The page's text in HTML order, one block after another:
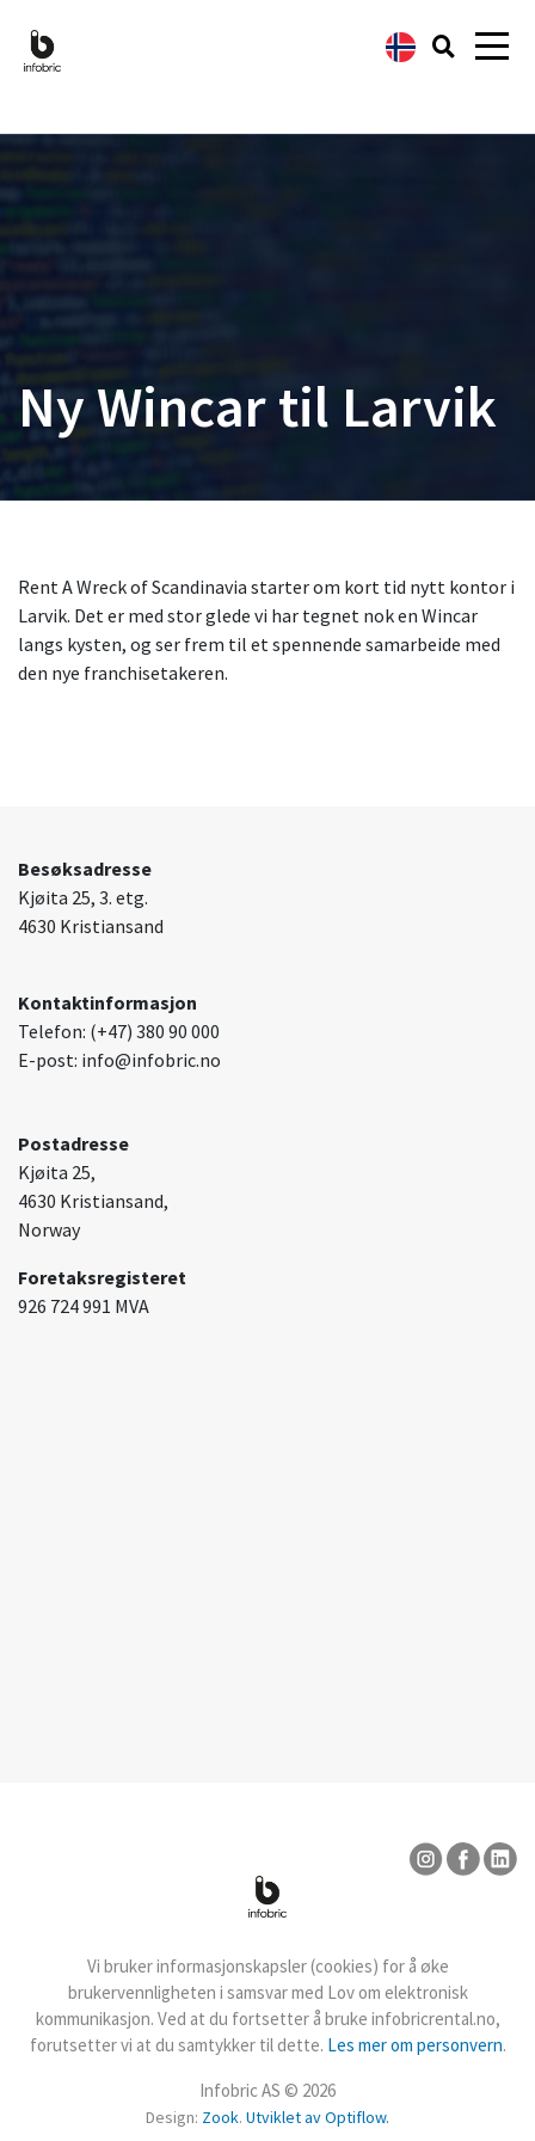
Ny Wincar til Larvik
Rent A Wreck of Scandinavia starter om kort tid nytt kontor i
Larvik. Det er med stor glede vi har tegnet nok en Wincar
langs kysten, og ser frem til et spennende samarbeide med
den nye franchisetakeren.
Besøksadresse
Kjøita 25, 3. etg.
4630 Kristiansand
Kontaktinformasjon
Telefon: (+47) 380 90 000
E-post: info@infobric.no
Postadresse
Kjøita 25,
4630 Kristiansand,
Norway
Foretaksregisteret
926 724 991 MVA
Vi bruker informasjonskapsler (cookies) for å øke
brukervennligheten i samsvar med Lov om elektronisk
kommunikasjon. Ved at du fortsetter å bruke infobricrental.no,
forutsetter vi at du samtykker til dette. Les mer om personvern.
Infobric AS © 2026
Design: Zook. Utviklet av Optiflow.